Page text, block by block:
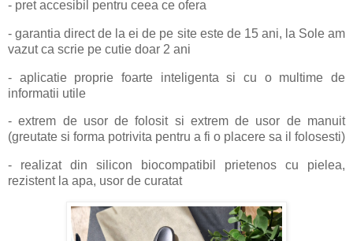
- pret accesibil pentru ceea ce ofera
- garantia direct de la ei de pe site este de 15 ani, la Sole am
vazut ca scrie pe cutie doar 2 ani
- aplicatie proprie foarte inteligenta si cu o multime de
informatii utile
- extrem de usor de folosit si extrem de usor de manuit
(greutate si forma potrivita pentru a fi o placere sa il folosesti)
- realizat din silicon biocompatibil prietenos cu pielea,
rezistent la apa, usor de curatat